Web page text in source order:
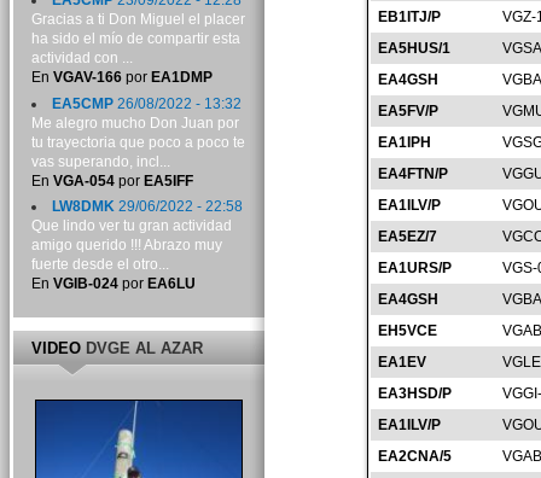
EB1ITJ/P
VGZ-
EA5HUS/1
EA4GSH
EA5FV/P
EA1IPH
EA4FTN/P
EA1ILV/P
EA5EZ/7
EA1URS/P
EA4GSH
EH5VCE
EA1EV
EA3HSD/P
EA1ILV/P
EA2CNA/5
Gracias a ti Don Miguel el placer
ha sido el mío de compartir esta
actividad con ...
En VGAV-166por EA1DMP
EA5CMP26/08/2022 - 13:32
Me alegro mucho Don Juan por
tu trayectoria que poco a poco te
vas superando, incl...
En VGA-054por EA5IFF
LW8DMK29/06/2022 - 22:58
Que lindo ver tu gran actividad
amigo querido !!! Abrazo muy
fuerte desde el otro...
En VGIB-024por EA6LU
VIDEODVGE AL AZAR